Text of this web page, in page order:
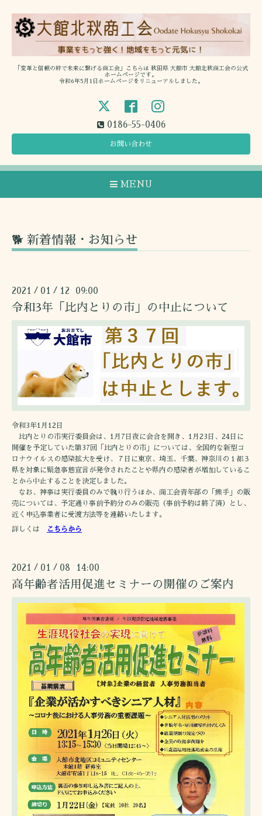
「変革と信頼の絆で未来に繋げる商工会」こちらは 秋田県 大館市 大館北秋商工会の公式
ホームページです。
令和6年5月1日ホームページをリニューアルしました。
0186-55-0406
お問い合わせ
MENU
🐕 新着情報・お知らせ
2021 / 01 / 12 09:00
令和3年「比内とりの市」の中止について
令和3年1月12日
比内とりの市実行委員会は、1月7日夜に会合を開き、1月23日、24日に
開催を予定していた第37回「比内とりの市」については、全国的な新型コ
ロナウイルスの感染拡大を受け、７日に東京、埼玉、千葉、神奈川の１都３
県を対象に緊急事態宣言が発令されたことや県内の感染者が増加しているこ
とから中止することを決定しました。
なお、神事は実行委員のみで執り行うほか、商工会青年部の「熊手」の販
売については、予定通り事前予約分のみの販売（事前予約は終了済）とし、
近く申込事業者に受渡方法等を連絡いたします。
詳しくは こちらから
2021 / 01 / 08 14:00
高年齢者活用促進セミナーの開催のご案内